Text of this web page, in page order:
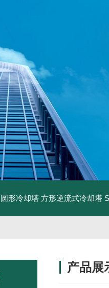
圆形冷却塔 方形逆流式冷却塔
产品展